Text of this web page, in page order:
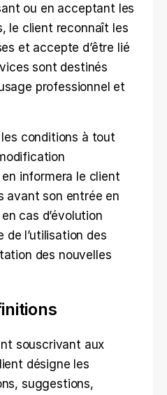
ou en acceptant les
le client reconnaît les
et accepte d’être lié
sont destinés
professionnel et
conditions à tout
informera le client
avant son entrée en
cas d’évolution
de l’utilisation des
des nouvelles
souscrivant aux
désigne les
suggestions,